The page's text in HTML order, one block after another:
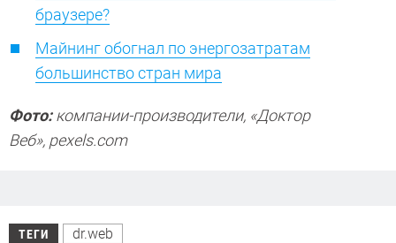
браузере?
Майнинг обогнал по энергозатратам
большинство стран мира
Фото:компании-производители, «Доктор
Веб», pexels.com
ТЕГИ dr.web